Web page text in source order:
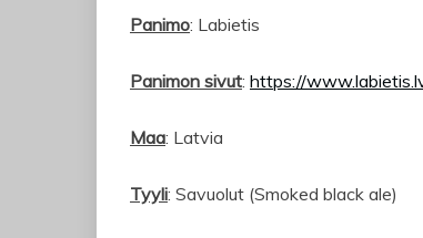
Panimo: Labietis
Panimon sivut: https://
Maa: Latvia
Tyyli: Savuolut (Smoked black ale)